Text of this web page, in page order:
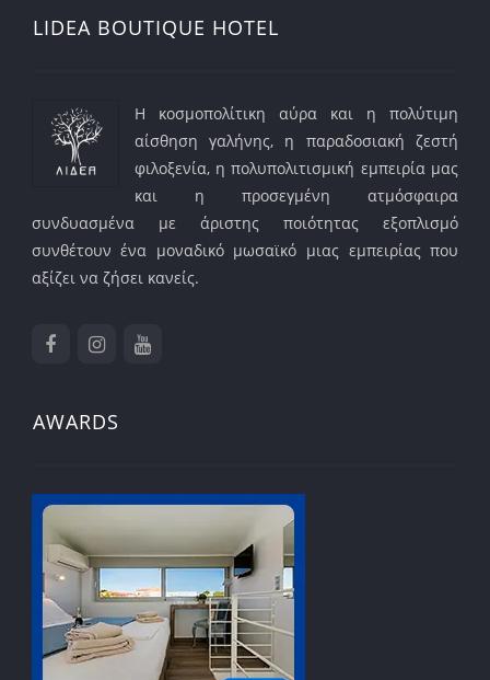
LIDEA BOUTIQUE HOTEL
Η κοσμοπολίτικη αύρα και η πολύτιμη
αίσθηση γαλήνης, η παραδοσιακή ζεστή
φιλοξενία, η πολυπολιτισμική εμπειρία μας
και η προσεγμένη ατμόσφαιρα
συνδυασμένα με άριστης ποιότητας εξοπλισμό
συνθέτουν ένα μοναδικό μωσαϊκό μιας εμπειρίας που
αξίζει να ζήσει κανείς.
AWARDS